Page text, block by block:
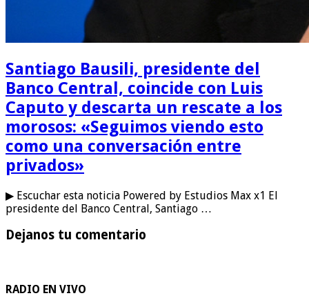
Santiago Bausili, presidente del
Banco Central, coincide con Luis
Caputo y descarta un rescate a los
morosos: «Seguimos viendo esto
como una conversación entre
privados»
▶ Escuchar esta noticia Powered by Estudios Max x1 El
presidente del Banco Central, Santiago …
Dejanos tu comentario
RADIO EN VIVO